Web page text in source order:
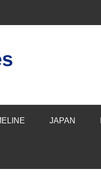
JAPAN